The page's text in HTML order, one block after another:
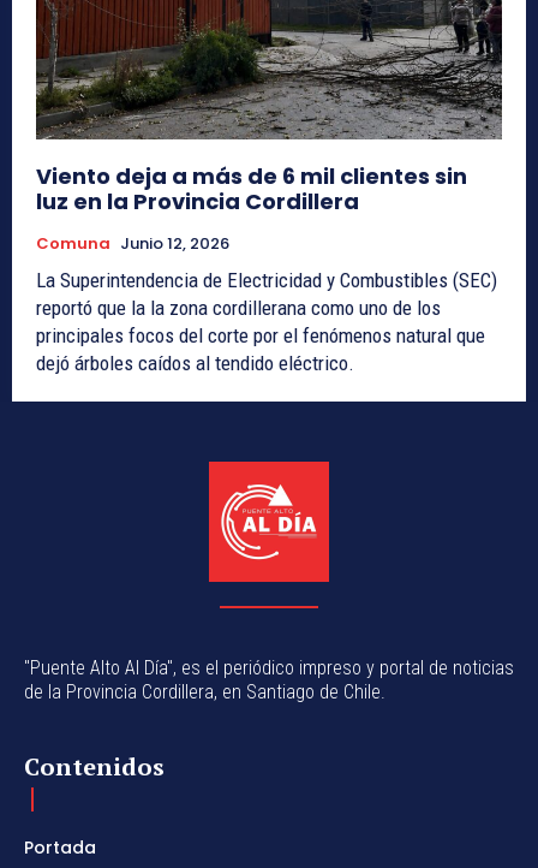
Viento deja a más de 6 mil clientes sin
luz en la Provincia Cordillera
Comuna Junio 12, 2026
La Superintendencia de Electricidad y Combustibles (SEC)
reportó que la la zona cordillerana como uno de los
principales focos del corte por el fenómenos natural que
dejó árboles caídos al tendido eléctrico.
"Puente Alto Al Día", es el periódico impreso y portal de noticias
de la Provincia Cordillera, en Santiago de Chile.
Contenidos
Portada